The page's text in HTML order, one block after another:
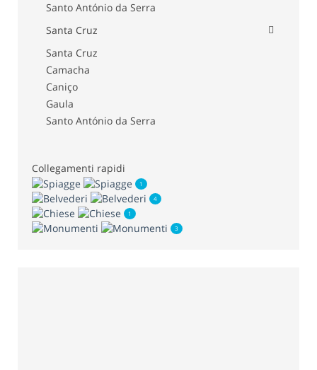
Santo António da Serra
Santa Cruz
Santa Cruz
Camacha
Caniço
Gaula
Santo António da Serra
Collegamenti rapidi
1
4
1
3